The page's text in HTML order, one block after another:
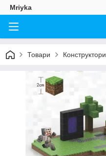
Mriyka
Товари Конструктори